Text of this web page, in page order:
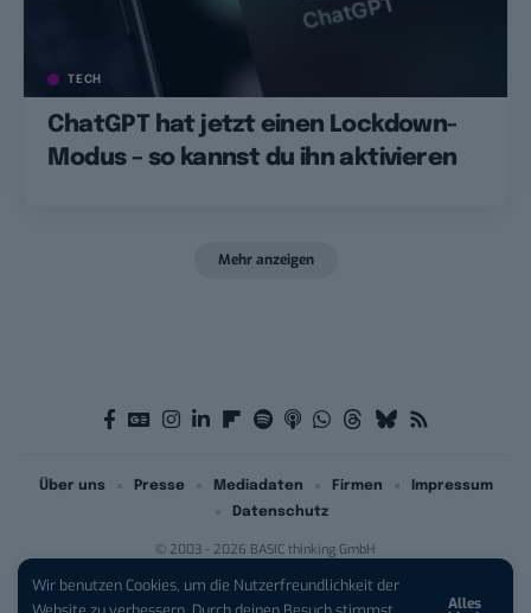
Wir benutzen Cookies, um die Nutzerfreundlichkeit der
Alles
TECH
ChatGPT hat jetzt einen Lockdown-
Modus – so kannst du ihn aktivieren
Mehr anzeigen
© 2003 - 2026 BASIC thinking GmbH
Über uns Presse Mediadaten Firmen
Impressum
Datenschutz
iPhone 17 Pro sichern:Für 1 € +